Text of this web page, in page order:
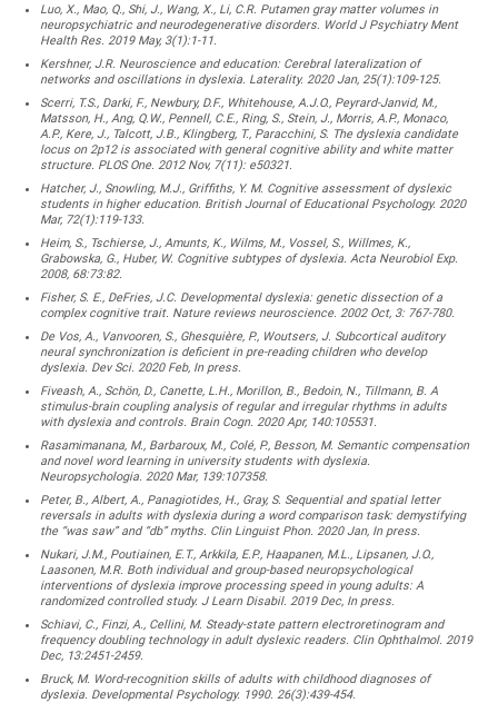
Luo, X., Mao, Q., Shi, J., Wang, X., Li, C.R. Putamen gray matter volumes in
neuropsychiatric and neurodegenerative disorders. World J Psychiatry Ment
Health Res. 2019 May, 3(1):1-11.
Kershner, J.R. Neuroscience and education: Cerebral lateralization of
networks and oscillations in dyslexia. Laterality. 2020 Jan, 25(1):109-125.
Scerri, T.S., Darki, F., Newbury, D.F., Whitehouse, A.J.O., Peyrard-Janvid, M.,
Matsson, H., Ang, Q.W., Pennell, C.E., Ring, S., Stein, J., Morris, A.P., Monaco,
A.P., Kere, J., Talcott, J.B., Klingberg, T., Paracchini, S. The dyslexia candidate
locus on 2p12 is associated with general cognitive ability and white matter
structure. PLOS One. 2012 Nov, 7(11): e50321.
Hatcher, J., Snowling, M.J., Griffiths, Y. M. Cognitive assessment of dyslexic
students in higher education. British Journal of Educational Psychology. 2020
Mar, 72(1):119-133.
Heim, S., Tschierse, J., Amunts, K., Wilms, M., Vossel, S., Willmes, K.,
Grabowska, G., Huber, W. Cognitive subtypes of dyslexia. Acta Neurobiol Exp.
2008, 68:73:82.
Fisher, S. E., DeFries, J.C. Developmental dyslexia: genetic dissection of a
complex cognitive trait. Nature reviews neuroscience. 2002 Oct, 3: 767-780.
De Vos, A., Vanvooren, S., Ghesquière, P., Woutsers, J. Subcortical auditory
neural synchronization is deficient in pre-reading children who develop
dyslexia. Dev Sci. 2020 Feb, In press.
Fiveash, A., Schön, D., Canette, L.H., Morillon, B., Bedoin, N., Tillmann, B. A
stimulus-brain coupling analysis of regular and irregular rhythms in adults
with dyslexia and controls. Brain Cogn. 2020 Apr, 140:105531.
Rasamimanana, M., Barbaroux, M., Colé, P., Besson, M. Semantic compensation
and novel word learning in university students with dyslexia.
Neuropsychologia. 2020 Mar, 139:107358.
Peter, B., Albert, A., Panagiotides, H., Gray, S. Sequential and spatial letter
reversals in adults with dyslexia during a word comparison task: demystifying
the “was saw” and “db” myths. Clin Linguist Phon. 2020 Jan, In press.
Nukari, J.M., Poutiainen, E.T., Arkkila, E.P., Haapanen, M.L., Lipsanen, J.O.,
Laasonen, M.R. Both individual and group-based neuropsychological
interventions of dyslexia improve processing speed in young adults: A
randomized controlled study. J Learn Disabil. 2019 Dec, In press.
Schiavi, C., Finzi, A., Cellini, M. Steady-state pattern electroretinogram and
frequency doubling technology in adult dyslexic readers. Clin Ophthalmol. 2019
Dec, 13:2451-2459.
Bruck, M. Word-recognition skills of adults with childhood diagnoses of
dyslexia. Developmental Psychology. 1990. 26(3):439-454.